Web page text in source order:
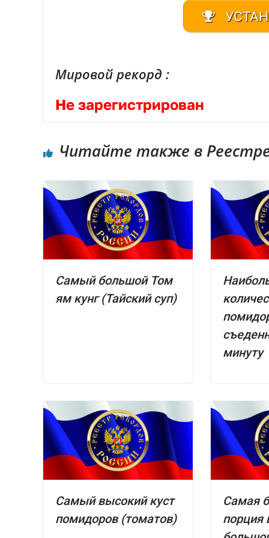
Мировой рекорд :
Не зарегистрирован
Читайте также в Реестре
Самый большой Том
ям кунг (Тайский суп)
минуту
Самый высокий куст
помидоров (томатов)
Самая